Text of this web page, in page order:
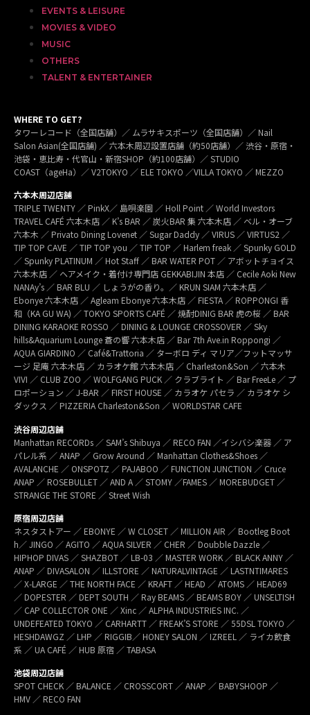
EVENTS & LEISURE
MOVIES & VIDEO
MUSIC
OTHERS
TALENT & ENTERTAINER
WHERE TO GET?
タワーレコード（全国店舗）／ ムラサキスポーツ（全国店舗）／ Nail
Salon Asian(全国店舗) ／ 六本木周辺設置店舗（約50店舗）／ 渋谷・原宿・
池袋・恵比寿・代官山・新宿SHOP（約100店舗）／ STUDIO
COAST（ageHa）／ V2TOKYO ／ ELE TOKYO ／VILLA TOKYO ／ MEZZO
六本木周辺店舗
TRIPLE TWENTY ／ PinkX／ 島唄楽園 ／ Holl Point ／ World Investors
TRAVEL CAFÉ 六本木店 ／ K’s BAR ／ 炭火BAR 集 六本木店 ／ ベル・オーブ
六本木 ／ Privato Dining Lovenet ／ Sugar Daddy ／ VIRUS ／ VIRTUS2 ／
TIP TOP CAVE ／ TIP TOP you ／ TIP TOP ／ Harlem freak ／ Spunky GOLD
／ Spunky PLATINUM ／ Hot Staff ／ BAR WATER POT ／ アボットチョイス
六本木店 ／ ヘアメイク・着付け専門店 GEKKABIJIN 本店 ／ Cecile Aoki New
NANAy’s ／ BAR BLU ／ しょうがの香り。／ KRUN SIAM 六本木店 ／
Ebonye 六本木店 ／ Agleam Ebonye 六本木店 ／ FIESTA ／ ROPPONGI 香
和（KA GU WA) ／ TOKYO SPORTS CAFÉ ／ 焼酎DINIG BAR 虎の桜 ／ BAR
DINING KARAOKE ROSSO ／ DINING & LOUNGE CROSSOVER ／ Sky
hills&Aquarium Lounge 蒼の響 六本木店 ／ Bar 7th Ave.in Roppongi ／
AQUA GIARDINO ／ Café&Trattoria ／ ターボロ ディ マリア／フットマッサ
ージ 足庵 六本木店 ／ カラオケ館 六本木店 ／ Charleston&Son ／ 六本木
VIVI ／ CLUB ZOO ／ WOLFGANG PUCK ／ クラブライト ／ Bar FreeLe ／ プ
ロポーション ／ J-BAR ／ FIRST HOUSE ／ カラオケ パセラ ／ カラオケ シ
ダックス ／ PIZZERIA Charleston&Son ／ WORLDSTAR CAFE
渋谷周辺店舗
Manhattan RECORDs ／ SAM’s Shibuya ／ RECO FAN ／イシバシ楽器 ／ ア
パレル系 ／ ANAP ／ Grow Around ／ Manhattan Clothes&Shoes ／
AVALANCHE ／ ONSPOTZ ／ PAJABOO ／ FUNCTION JUNCTION ／ Cruce
ANAP ／ ROSEBULLET ／ AND A ／ STOMY ／FAMES ／ MOREBUDGET ／
STRANGE THE STORE ／ Street Wish
原宿周辺店舗
ネスタストアー ／ EBONYE ／ W CLOSET ／ MILLION AIR ／ Bootleg Boot
h／ JINGO ／ AGITO ／ AQUA SILVER ／ CHER ／ Doubble Dazzle ／
HIPHOP DIVAS ／ SHAZBOT ／ LB-03 ／ MASTER WORK ／ BLACK ANNY ／
ANAP ／ DIVASALON ／ ILLSTORE ／ NATURALVINTAGE ／ LASTNTIMARES
／ X-LARGE ／ THE NORTH FACE ／ KRAFT ／ HEAD ／ ATOMS ／ HEAD69
／ DOPESTER ／ DEPT SOUTH ／ Ray BEAMS ／ BEAMS BOY ／ UNSELTISH
／ CAP COLLECTOR ONE ／ Xinc ／ ALPHA INDUSTRIES INC. ／
UNDEFEATED TOKYO ／ CARHARTT ／ FREAK’S STORE ／ 55DSL TOKYO ／
HESHDAWGZ ／ LHP ／ RIGGIB／ HONEY SALON ／ IZREEL ／ ライカ飲食
系 ／ UA CAFÉ ／ HUB 原宿 ／ TABASA
池袋周辺店舗
SPOT CHECK ／ BALANCE ／ CROSSCORT ／ ANAP ／ BABYSHOOP ／
HMV ／ RECO FAN